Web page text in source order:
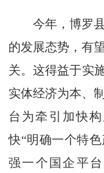
今年，博罗县
的发展态势，有
关。这得益于实
实体经济为本、
台为牵引加快
快“明确一个特
强一个国企平